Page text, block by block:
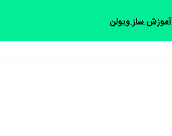
آموزش ساز ویولن